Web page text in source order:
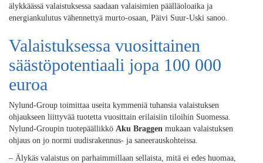
älykkäässä valaistuksessa saadaan valaisimien päälläoloaika ja
energiankulutus vähennettyä murto-osaan, Päivi Suur-Uski sanoo.
Valaistuksessa vuosittainen
säästöpotentiaali jopa 100 000
euroa
Nylund-Group toimittaa useita kymmeniä tuhansia valaistuksen
ohjaukseen liittyvää tuotetta vuosittain erilaisiin tiloihin Suomessa.
Nylund-Groupin tuotepäällikkö Aku Braggen mukaan valaistuksen
ohjaus on jo normi uudisrakennus- ja saneerauskohteissa.
– Älykäs valaistus on parhaimmillaan sellaista, mitä ei edes huomaa,